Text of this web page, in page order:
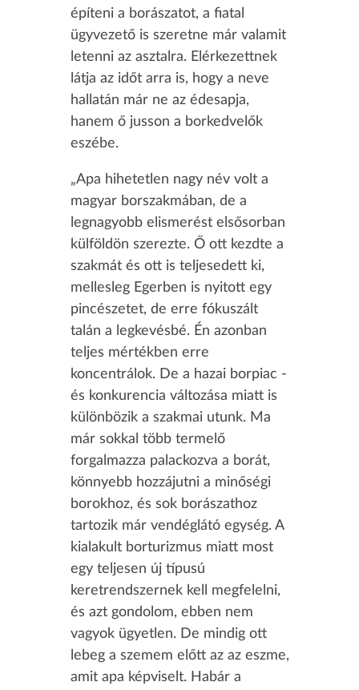
építeni a borászatot, a fiatal
ügyvezető is szeretne már valamit
letenni az asztalra. Elérkezettnek
látja az időt arra is, hogy a neve
hallatán már ne az édesapja,
hanem ő jusson a borkedvelők
eszébe.
„Apa hihetetlen nagy név volt a
magyar borszakmában, de a
legnagyobb elismerést elsősorban
külföldön szerezte. Ő ott kezdte a
szakmát és ott is teljesedett ki,
mellesleg Egerben is nyitott egy
pincészetet, de erre fókuszált
talán a legkevésbé. Én azonban
teljes mértékben erre
koncentrálok. De a hazai borpiac -
és konkurencia változása miatt is
különbözik a szakmai utunk. Ma
már sokkal több termelő
forgalmazza palackozva a borát,
könnyebb hozzájutni a minőségi
borokhoz, és sok borászathoz
tartozik már vendéglátó egység. A
kialakult borturizmus miatt most
egy teljesen új típusú
keretrendszernek kell megfelelni,
és azt gondolom, ebben nem
vagyok ügyetlen. De mindig ott
lebeg a szemem előtt az az eszme,
amit apa képviselt. Habár a